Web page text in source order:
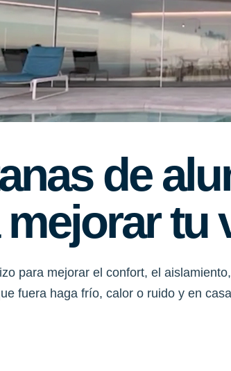
de
mejorar tu
para mejorar el confort, el
fuera haga frío, calor o ruido y en